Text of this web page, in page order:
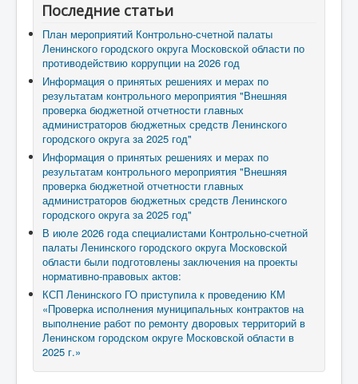
Последние статьи
План мероприятий Контрольно-счетной палаты
Ленинского городского округа Московской области по
противодействию коррупции на 2026 год
Информация о принятых решениях и мерах по
результатам контрольного мероприятия "Внешняя
проверка бюджетной отчетности главных
администраторов бюджетных средств Ленинского
городского округа за 2025 год"
Информация о принятых решениях и мерах по
результатам контрольного мероприятия "Внешняя
проверка бюджетной отчетности главных
администраторов бюджетных средств Ленинского
городского округа за 2025 год"
В июле 2026 года специалистами Контрольно-счетной
палаты Ленинского городского округа Московской
области были подготовлены заключения на проекты
нормативно-правовых актов:
КСП Ленинского ГО приступила к проведению КМ
«Проверка исполнения муниципальных контрактов на
выполнение работ по ремонту дворовых территорий в
Ленинском городском округе Московской области в
2025 г.»